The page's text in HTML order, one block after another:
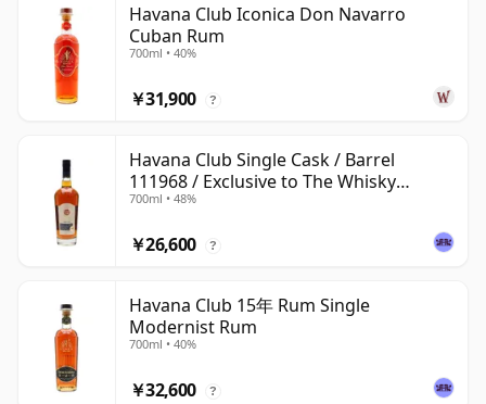
Havana Club Iconica Don Navarro
Cuban Rum
700ml • 40%
￥31,900 ?
Havana Club Single Cask / Barrel
111968 / Exclusive to The Whisky
Exchange
700ml • 48%
￥26,600 ?
Havana Club 15年 Rum Single
Modernist Rum
700ml • 40%
￥32,600 ?